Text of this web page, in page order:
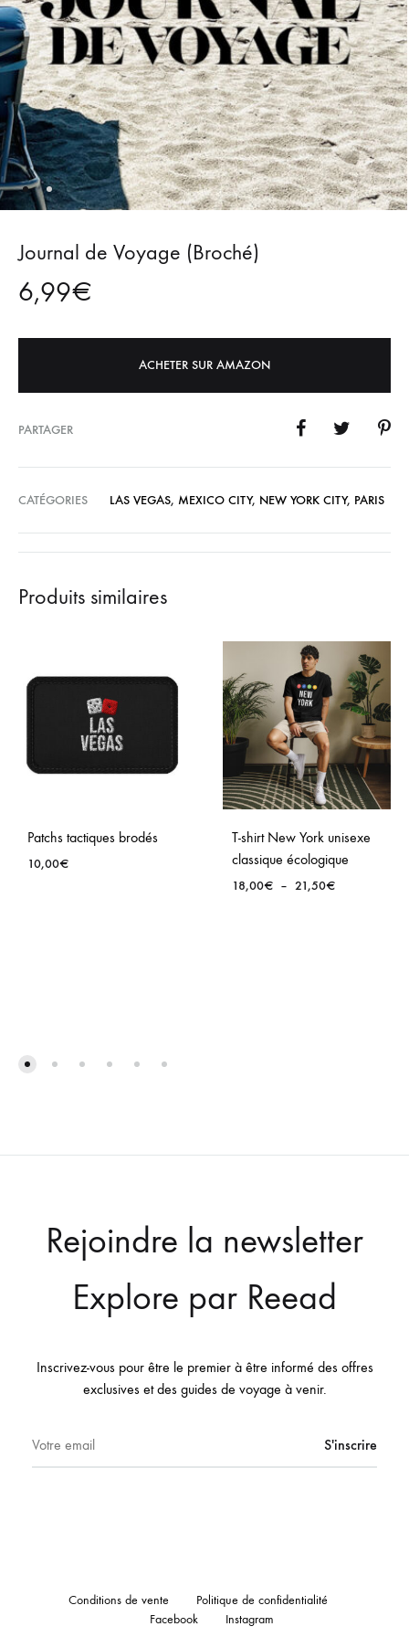
Journal de Voyage (Broché)
6,99€
ACHETER SUR AMAZON
PARTAGER
CATÉGORIES LAS VEGAS, MEXICO CITY, NEW YORK CITY, PARIS
Produits similaires
Patchs tactiques brodés
10,00€
T-shirt New York unisexe
classique écologique
18,00€ – 21,50€Plage
Rejoindre la newsletter
Explore par Reead
Inscrivez-vous pour être le premier à être informé des offres
exclusives et des guides de voyage à venir.
Conditions de vente
Politique de confidentialité
Facebook
Instagram